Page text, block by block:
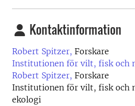
Kontaktinformation
Robert Spitzer, Forskare
Institutionen för vilt, fisk och
Robert Spitzer, Forskare
Institutionen för vilt, fisk och
ekologi